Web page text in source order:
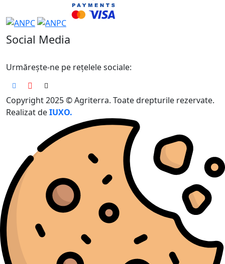
Social Media
Urmărește-ne pe rețelele sociale:
Copyright 2025 © Agriterra. Toate drepturile rezervate.
Realizat deIUXO.